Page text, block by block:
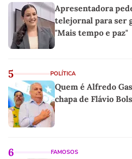
Apresentadora
telejornal para ser
"Mais tempo e paz"
5 POLÍTICA
Quem é Alfredo
chapa de Flávio
6 FAMOSOS